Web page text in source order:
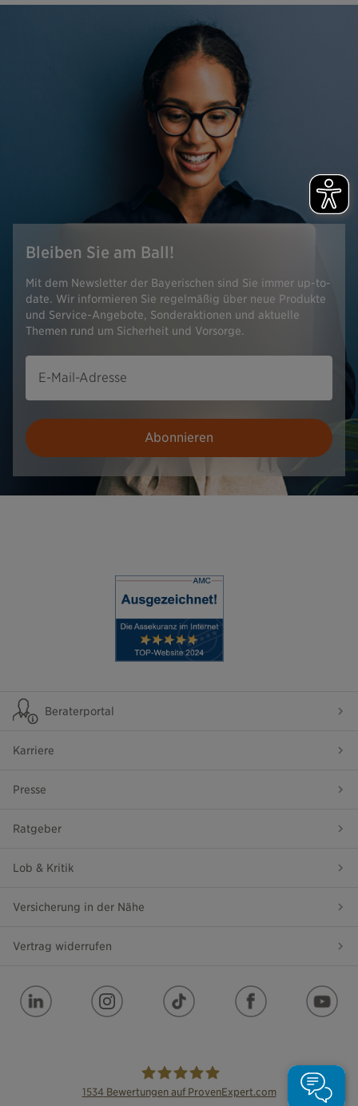
Bleiben Sie am Ball!
Mit dem Newsletter der Bayerischen sind Sie immer up-to-
date. Wir informieren Sie regelmäßig über neue Produkte
und Service-Angebote, Sonderaktionen und aktuelle
Themen rund um Sicherheit und Vorsorge.
E-Mail-Adresse
Abonnieren
Beraterportal
Karriere
Presse
Ratgeber
Lob & Kritik
Versicherung in der Nähe
Vertrag widerrufen
1534 Bewertungen auf ProvenExpert.com